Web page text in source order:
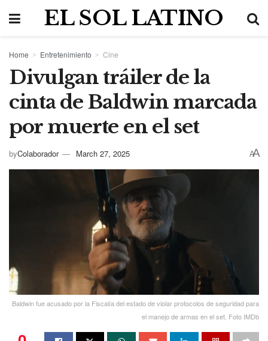
EL SOL LATINO
Home Entretenimiento Cine
Divulgan tráiler de la
cinta de Baldwin marcada
por muerte en el set
byColaborador March 27, 2025 AA
Baldwin fue acusado por la Fiscalía del estado de violar protocolos de seguridad para
el manejo de armas en el set. Foto IMDb